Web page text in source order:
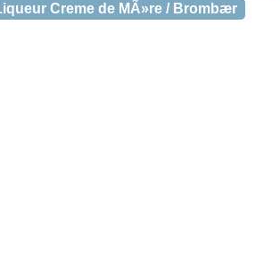
Creme de MÃ»re / Brombær